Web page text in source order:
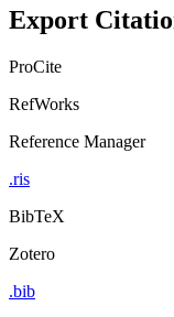
Export
ProCite
RefWorks
Reference Manager
.ris
BibTeX
Zotero
.bib